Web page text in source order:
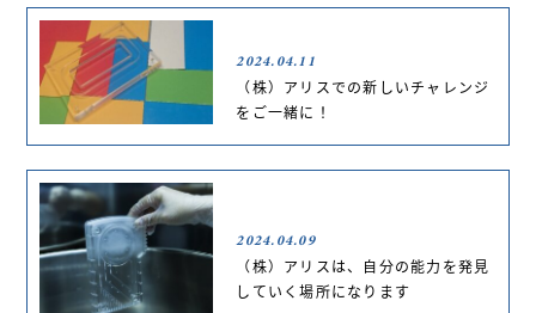
2024.04.11
（株）アリスでの新しいチャレンジ
をご一緒に！
2024.04.09
（株）アリスは、自分の能力を発見
していく場所になります